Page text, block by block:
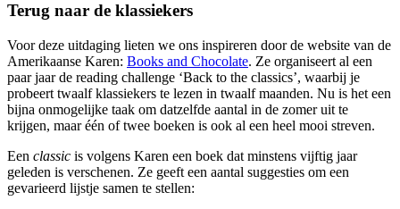
Terug naar de klassiekers
Voor deze uitdaging lieten we ons inspireren door de website van de
Amerikaanse Karen: Books and Chocolate. Ze organiseert al een
paar jaar de reading challenge ‘Back to the classics’, waarbij je
probeert twaalf klassiekers te lezen in twaalf maanden. Nu is het een
bijna onmogelijke taak om datzelfde aantal in de zomer uit te
krijgen, maar één of twee boeken is ook al een heel mooi streven.
Een classic is volgens Karen een boek dat minstens vijftig jaar
geleden is verschenen. Ze geeft een aantal suggesties om een
gevarieerd lijstje samen te stellen: